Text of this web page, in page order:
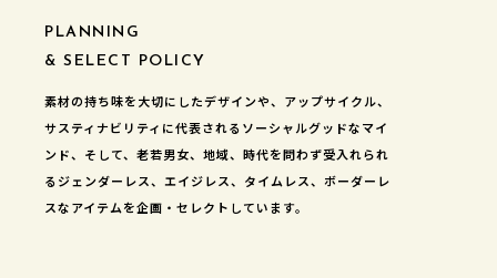
PLANNING
& SELECT POLICY
素材の持ち味を大切にしたデザインや、アップサイクル、
サスティナビリティに代表されるソーシャルグッドなマイ
ンド、そして、老若男女、地域、時代を問わず受入れられ
るジェンダーレス、エイジレス、タイムレス、ボーダーレ
スなアイテムを企画・セレクトしています。